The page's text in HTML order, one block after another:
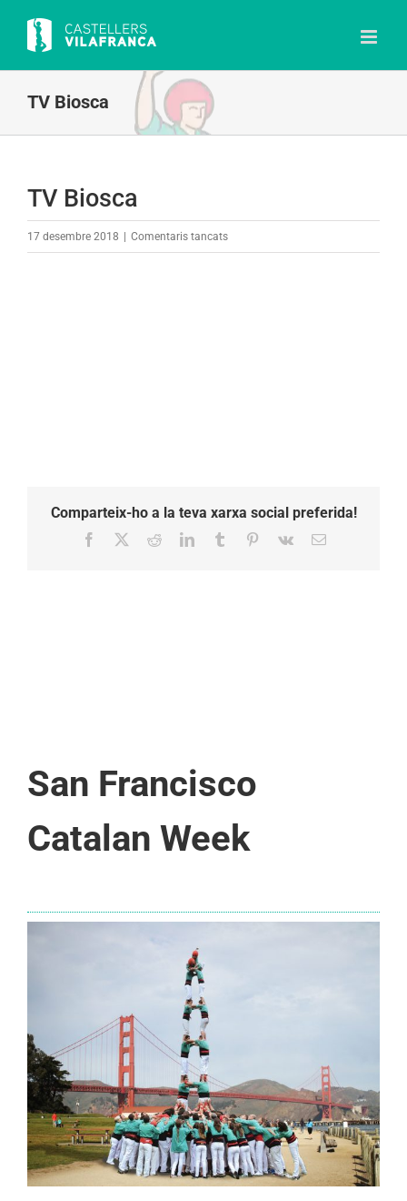
content
TV Biosca
TV Biosca
17 desembre 2018 Comentaris tancatsa
Comparteix-ho a la teva xarxa social preferida!
Facebook RedditLinkedInTumblr Pinterest
Vk Email:
San Francisco
Catalan Week